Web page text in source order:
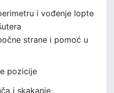
i vođenje lopte
strane i pomoć u
pozicije
i skakanje